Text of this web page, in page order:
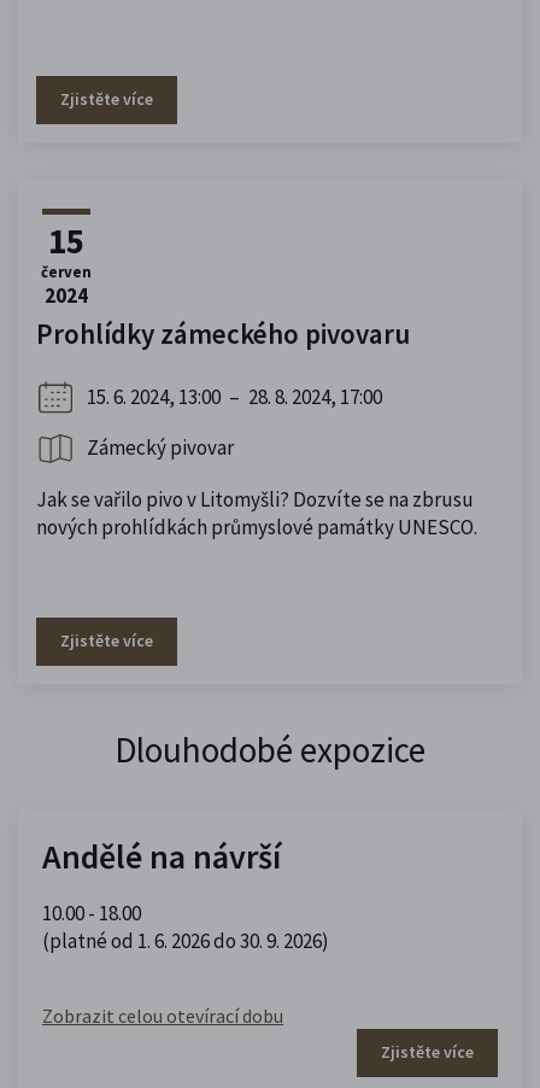
Zjistěte více
15
červen
2024
Prohlídky zámeckého pivovaru
15. 6. 2024, 13:00 – 28. 8. 2024, 17:00
Zámecký pivovar
Jak se vařilo pivo v Litomyšli? Dozvíte se na zbrusu
nových prohlídkách průmyslové památky UNESCO.
Zjistěte více
Dlouhodobé expozice
Andělé na návrší
10.00 - 18.00
(platné od 1. 6. 2026 do 30. 9. 2026)
Zobrazit celou otevírací dobu
Zjistěte více